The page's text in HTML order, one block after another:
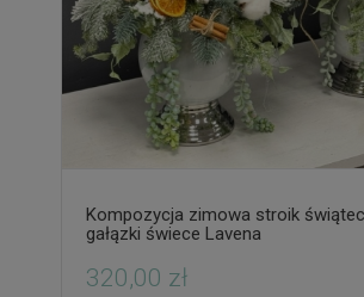
Kompozycja zimowa stroik
gałązki świece Lavena
320,00 zł